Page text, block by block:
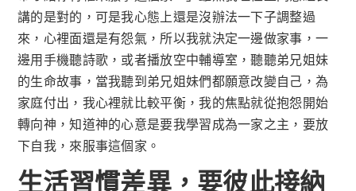
講的是對的，可是我心態上還是沒辦法一下子調整過
來，心裡面還是有怨氣，所以我就決定一邊做家事，一
邊用手機聽詩歌，或者播放空中輔導室，聽聽弟兄姐妹
的生命故事，當我聽到弟兄姐妹們都願意改變自己，為
家庭付出，我心裡就比較平衡，我的焦點就從抱怨開始
轉向神，知道神的心意是要我學習成為一家之主，要放
下自我，來服事這個家。
生活習慣差異，要彼此接納